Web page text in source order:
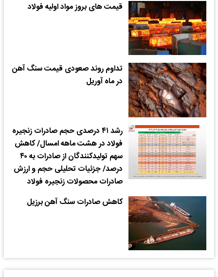
قیمت های بروز مواد اولیه فولاد
تداوم روند صعودی قیمت سنگ آهن
در ماه آوریل
رشد ۴۱ درصدی حجم صادرات زنجیره
فولاد در هشت ماهه امسال/ کاهش
سهم تولیدکنندگان از صادرات به ۴۰
درصد/ جزئیات تحلیلی حجم و ارزش
صادرات محصولات زنجیره فولاد
کاهش صادرات سنگ آهن برزیل